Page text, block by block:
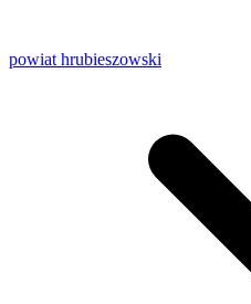
powiat hrubieszowski